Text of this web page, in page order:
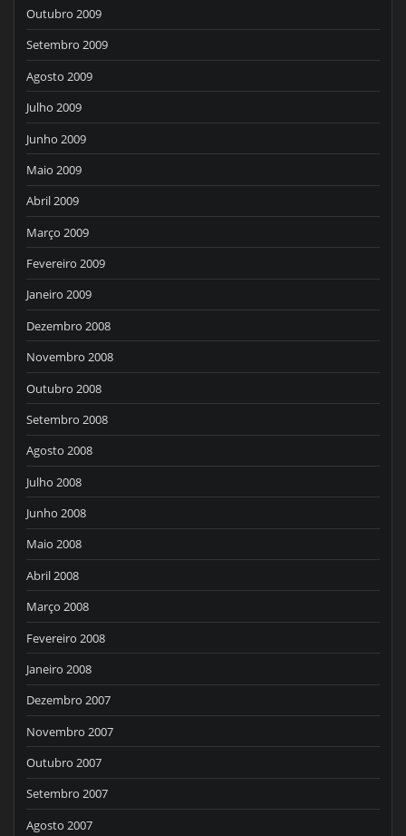
Outubro 2009
Setembro 2009
Agosto 2009
Julho 2009
Junho 2009
Maio 2009
Abril 2009
Março 2009
Fevereiro 2009
Janeiro 2009
Dezembro 2008
Novembro 2008
Outubro 2008
Setembro 2008
Agosto 2008
Julho 2008
Junho 2008
Maio 2008
Abril 2008
Março 2008
Fevereiro 2008
Janeiro 2008
Dezembro 2007
Novembro 2007
Outubro 2007
Setembro 2007
Agosto 2007